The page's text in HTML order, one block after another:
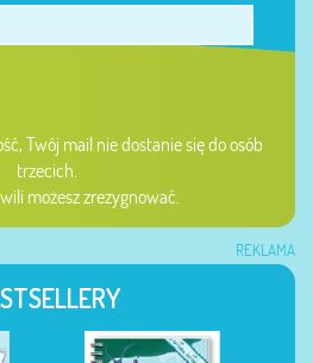
Twój mail nie dostanie się do osób
trzecich.
możesz zrezygnować.
REKLAMA